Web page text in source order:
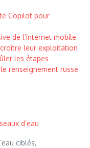
Copilot pour
de l’internet mobile
leur exploitation
les étapes
renseignement russe
d’eau
ciblés,